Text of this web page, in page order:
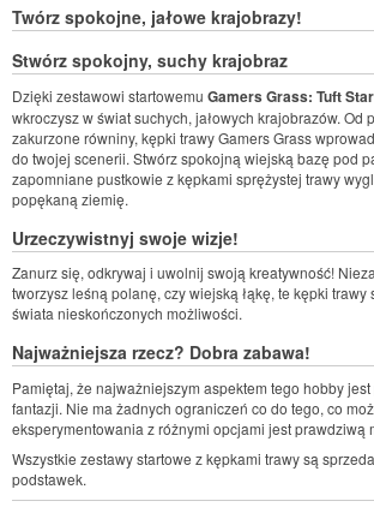
Twórz spokojne, jałowe krajobrazy!
Stwórz spokojny, suchy krajobraz
Dzięki zestawowi startowemu Gamers Grass: Tuft
wkroczysz w świat suchych, jałowych krajobrazów. Od
zakurzone równiny, kępki trawy Gamers Grass
do twojej scenerii. Stwórz spokojną wiejską bazę pod
zapomniane pustkowie z kępkami sprężystej trawy
popękaną ziemię.
Urzeczywistnyj swoje wizje!
Zanurz się, odkrywaj i uwolnij swoją kreatywność!
tworzysz leśną polanę, czy wiejską łąkę, te kępki trawy
świata nieskończonych możliwości.
Najważniejsza rzecz? Dobra zabawa!
Pamiętaj, że najważniejszym aspektem tego hobby
fantazji. Nie ma żadnych ograniczeń co do tego, co
eksperymentowania z różnymi opcjami jest prawdziwą
Wszystkie zestawy startowe z kępkami trawy są
podstawek.